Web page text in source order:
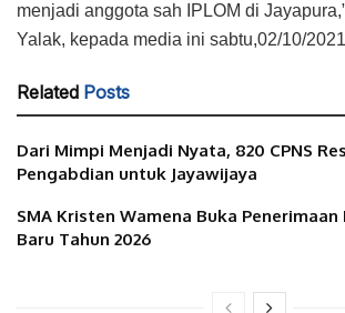
menjadi anggota sah IPLOM di
Yalak, kepada media ini sabtu,02/10/
Related Posts
Dari Mimpi Menjadi Nyata, 820 CPNS
Pengabdian untuk Jayawijaya
SMA Kristen Wamena Buka
Baru Tahun 2026